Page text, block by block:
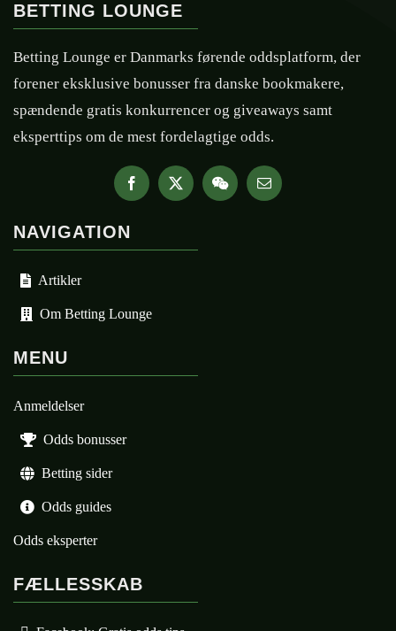
BETTING LOUNGE
Betting Lounge er Danmarks førende oddsplatform, der
forener eksklusive bonusser fra danske bookmakere,
spændende gratis konkurrencer og giveaways samt
eksperttips om de mest fordelagtige odds.
NAVIGATION
Artikler
Om Betting Lounge
MENU
Anmeldelser
Odds bonusser
Betting sider
Odds guides
Odds eksperter
FÆLLESSKAB